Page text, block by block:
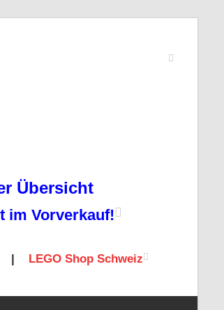
Übersicht
im Vorverkauf!
LEGO Shop Schweiz